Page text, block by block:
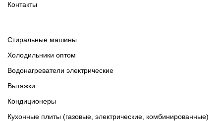
Контакты
Cтиральные машины
Холодильники оптом
Водонагреватели электрические
Вытяжки
Кондиционеры
Кухонные плиты (газовые, электрические, комбинированные)